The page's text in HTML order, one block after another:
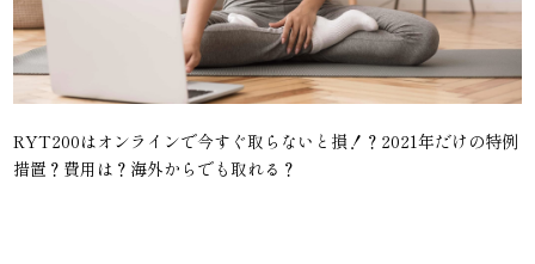
RYT200はオンラインで今すぐ取らないと損！？2021年だけの特例
措置？費用は？海外からでも取れる？